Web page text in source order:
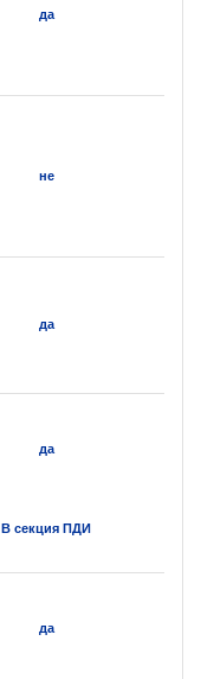
да
не
да
да
В секция ПДИ
да